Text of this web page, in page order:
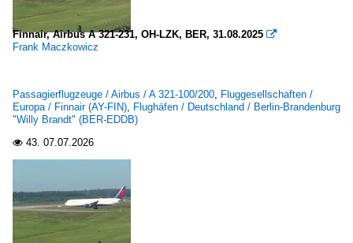
Finnair, Airbus A 321-231, OH-LZK, BER, 31.08.2025 
Frank Maczkowicz
Passagierflugzeuge / Airbus / A 321-100/200, Fluggesellschaften /
Europa / Finnair (AY-FIN), Flughäfen / Deutschland / Berlin-Brandenburg
"Willy Brandt" (BER-EDDB)
 43. 07.07.2026